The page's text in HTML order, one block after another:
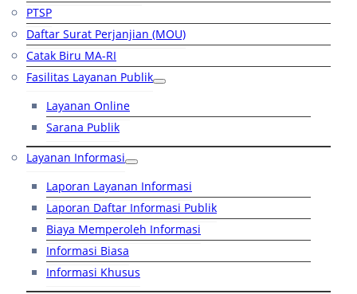
PTSP
Daftar Surat Perjanjian (MOU)
Catak Biru MA-RI
Fasilitas Layanan Publik
Layanan Online
Sarana Publik
Layanan Informasi
Laporan Layanan Informasi
Laporan Daftar Informasi Publik
Biaya Memperoleh Informasi
Informasi Biasa
Informasi Khusus